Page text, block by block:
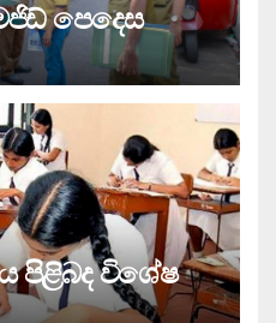
පෙදෙස
පිළිබද විශේෂ